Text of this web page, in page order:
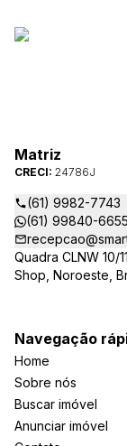
Matriz
CRECI: 24786J
(61) 9982-7743
(61) 99840-6655
Quadra CLNW 10/
Shop, Noroeste,
Navegação
Home
Sobre nós
Buscar imóvel
Anunciar imóvel